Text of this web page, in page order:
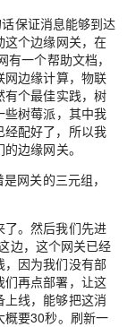
保证消息能够到达
这个边缘网关，在
有一个帮助文档，
网边缘计算，物联
个最佳实践， 树
些树莓派，其中我
经配好了，所以我
边缘网关。
网关的三元组，
了。然后我们先进
边，这个网关已经
，因为我们没有部
们再点部署，让这
上线，能够把这消
概要30秒。 刷新一